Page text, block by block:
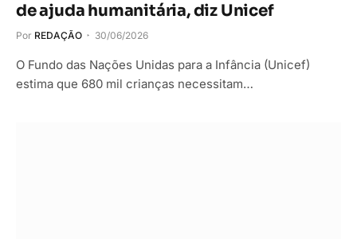
de ajuda humanitária, diz Unicef
Por REDAÇÃO 30/06/2026
O Fundo das Nações Unidas para a Infância (Unicef)
estima que 680 mil crianças necessitam…